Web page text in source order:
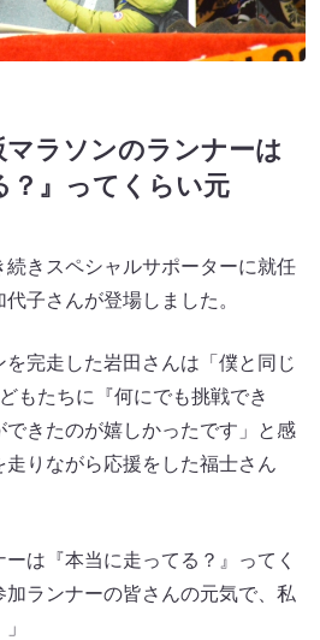
マラソンのランナーは
？』ってくらい元
きスペシャルサポーターに就任
子さんが登場しました。
完走した岩田さんは「僕と同じ
もたちに『何にでも挑戦でき
できたのが嬉しかったです」と感
りながら応援をした福士さん
ーは『本当に走ってる？』ってく
ランナーの皆さんの元気で、私